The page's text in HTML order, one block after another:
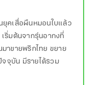
ยุคเสื่อผืนหมอนใบแล้ว
ริ่มต้นจากรุ่นอากงที่
าขายพริกไทย ขยาย
จุบัน มีรายได้รวม